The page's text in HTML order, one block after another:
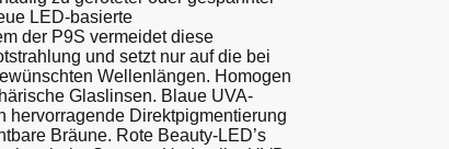
LED-basierte
der P9S vermeidet diese
und setzt nur auf die bei
Wellenlängen. Homogen
Glaslinsen. Blaue UVA-
hervorragende Direktpigmentierung
Bräune. Rote Beauty-LED’s